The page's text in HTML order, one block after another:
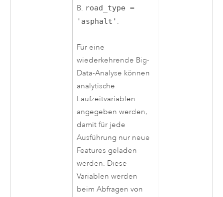
B. road_type =
'asphalt' .
Für eine
wiederkehrende Big-
Data-Analyse können
analytische
Laufzeitvariablen
angegeben werden,
damit für jede
Ausführung nur neue
Features geladen
werden. Diese
Variablen werden
beim Abfragen von